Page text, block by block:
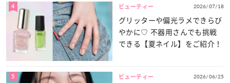
4 ビューティー 2026/07/18
グリッターや偏光ラメできらび
やかに♡ 不器用さんでも挑戦
できる【夏ネイル】をご紹介！
5 ビューティー 2026/06/25